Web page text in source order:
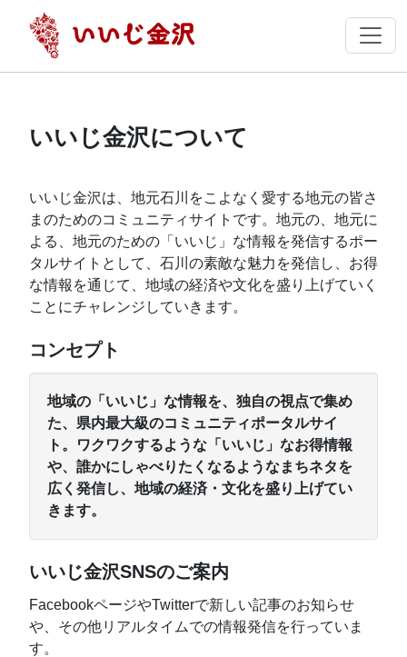
いいじ金沢について
いいじ金沢は、地元石川をこよなく愛する地元の皆さ
まのためのコミュニティサイトです。地元の、地元に
よる、地元のための「いいじ」な情報を発信するポー
タルサイトとして、石川の素敵な魅力を発信し、お得
な情報を通じて、地域の経済や文化を盛り上げていく
ことにチャレンジしていきます。
コンセプト
地域の「いいじ」な情報を、独自の視点で集め
た、県内最大級のコミュニティポータルサイ
ト。ワクワクするような「いいじ」なお得情報
や、誰かにしゃべりたくなるようなまちネタを
広く発信し、地域の経済・文化を盛り上げてい
きます。
いいじ金沢SNSのご案内
FacebookページやTwitterで新しい記事のお知らせ
や、その他リアルタイムでの情報発信を行っていま
す。